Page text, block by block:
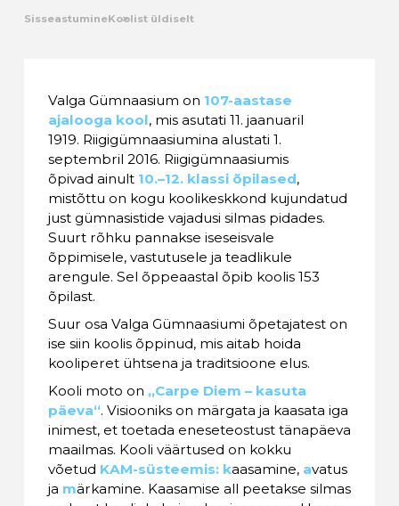
SisseastumineKoolist üldiselt
Valga Gümnaasium on 107-aastase
ajalooga kool, mis asutati 11. jaanuaril
1919. Riigigümnaasiumina alustati 1.
septembril 2016. Riigigümnaasiumis
õpivad ainult 10.–12. klassi õpilased,
mistõttu on kogu koolikeskkond kujundatud
just gümnasistide vajadusi silmas pidades.
Suurt rõhku pannakse iseseisvale
õppimisele, vastutusele ja teadlikule
arengule. Sel õppeaastal õpib koolis 153
õpilast.
Suur osa Valga Gümnaasiumi õpetajatest on
ise siin koolis õppinud, mis aitab hoida
kooliperet ühtsena ja traditsioone elus.
Kooli moto on „Carpe Diem – kasuta
päeva“. Visiooniks on märgata ja kaasata iga
inimest, et toetada eneseteostust tänapäeva
maailmas. Kooli väärtused on kokku
võetud KAM-süsteemis: kaasamine, avatus
ja märkamine. Kaasamise all peetakse silmas
Tule tööle
Järelvalve